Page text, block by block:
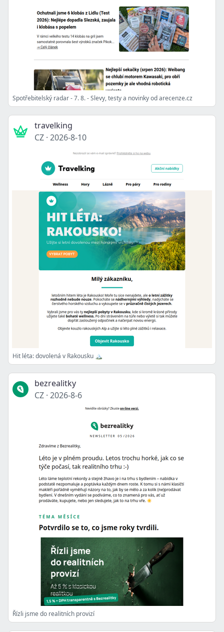
Spotřebitelský radar - 7. 8. - Slevy, testy a novinky od arecenze.cz
travelking
CZ · 2026-8-10
Hit léta: dovolená v Rakousku 🏔️
bezrealitky
CZ · 2026-8-6
Řízli jsme do realitních provizí